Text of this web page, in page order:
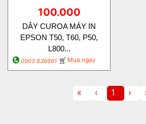
100.000
DÂY CUROA MÁY IN
EPSON T50, T60, P50,
L800...
0903 836661 Mua ngay
« ‹ 1 ›